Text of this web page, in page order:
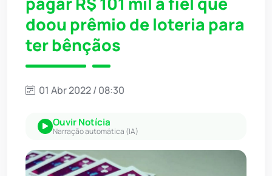
doou prêmio de loteria para
ter bênçãos
01 Abr 2022 / 08:30
Ouvir Notícia
Narração automática (IA)